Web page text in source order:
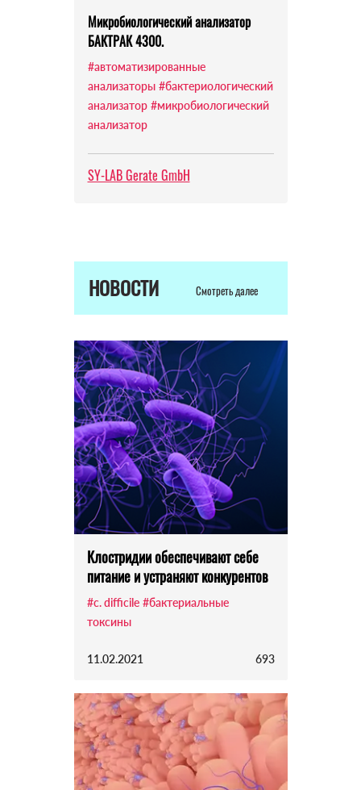
Микробиологический анализатор
БАКТРАК 4300.
#автоматизированные
анализаторы #бактериологический
анализатор #микробиологический
анализатор
SY-LAB Gerate GmbH
НОВОСТИ Смотреть далее
Клостридии обеспечивают себе
питание и устраняют конкурентов
#c. difficile #бактериальные
токсины
11.02.2021 693